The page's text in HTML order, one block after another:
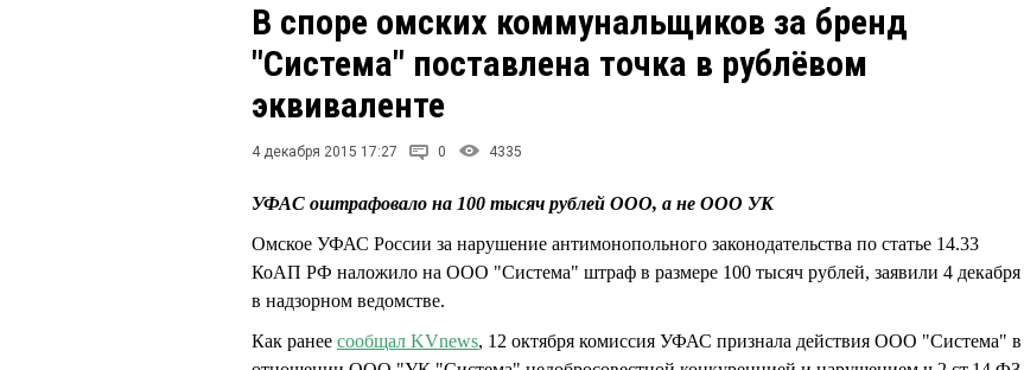
В споре омских коммунальщиков за бренд
"Система" поставлена точка в рублёвом
эквиваленте
4 декабря 2015 17:27 0 4335
УФАС оштрафовало на 100 тысяч рублей ООО, а не ООО УК
Омское УФАС России за нарушение антимонопольного законодательства по статье 14.33
КоАП РФ наложило на ООО "Система" штраф в размере 100 тысяч рублей, заявили 4 декабря
в надзорном ведомстве.
Как ранее сообщал KVnews, 12 октября комиссия УФАС признала действия ООО "Система" в